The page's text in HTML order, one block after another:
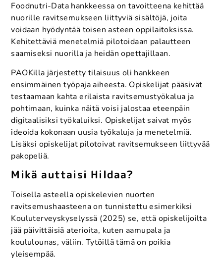
Foodnutri-Data hankkeessa on tavoitteena kehittää
nuorille ravitsemukseen liittyviä sisältöjä, joita
voidaan hyödyntää toisen asteen oppilaitoksissa.
Kehitettäviä menetelmiä pilotoidaan palautteen
saamiseksi nuorilla ja heidän opettajillaan.
PAOKilla järjestetty tilaisuus oli hankkeen
ensimmäinen työpaja aiheesta. Opiskelijat pääsivät
testaamaan kahta erilaista ravitsemustyökalua ja
pohtimaan, kuinka näitä voisi jalostaa eteenpäin
digitaalisiksi työkaluiksi. Opiskelijat saivat myös
ideoida kokonaan uusia työkaluja ja menetelmiä.
Lisäksi opiskelijat pilotoivat ravitsemukseen liittyvää
pakopeliä.
Mikä auttaisi Hildaa?
Toisella asteella opiskelevien nuorten
ravitsemushaasteena on tunnistettu esimerkiksi
Kouluterveyskyselyssä (2025) se, että opiskelijoilta
jää päivittäisiä aterioita, kuten aamupala ja
koululounas, väliin. Tytöillä tämä on poikia
yleisempää.